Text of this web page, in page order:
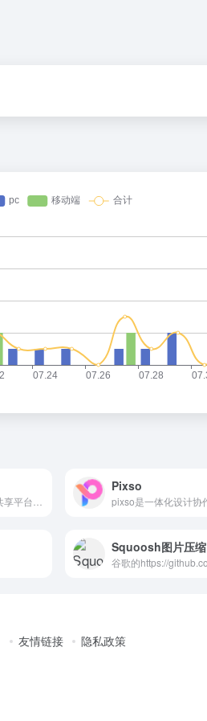
Pixso
Squoosh图片压缩
友情链接 隐私政策